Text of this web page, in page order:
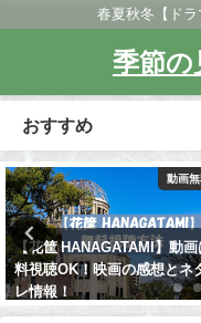
春夏秋冬【ドラ
季節の
おすすめ
動画
【花筐 HANAGATAMI】動画
料視聴OK！映画の感想とネ
レ情報！